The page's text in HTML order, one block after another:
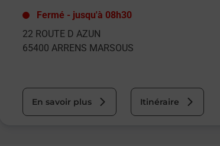
Fermé - jusqu'à 08h30
22 ROUTE D AZUN
65400 ARRENS MARSOUS
En savoir plus Itinéraire